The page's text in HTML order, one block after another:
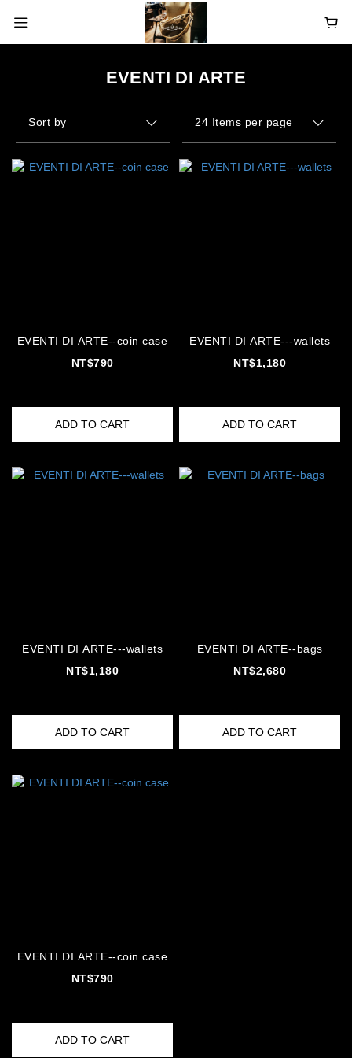
EVENTI DI ARTE
Sort by 24 Items per page
EVENTI DI ARTE--coin case
NT$790
ADD TO CART
EVENTI DI ARTE---wallets
NT$1,180
ADD TO CART
EVENTI DI ARTE---wallets
NT$1,180
ADD TO CART
EVENTI DI ARTE--bags
NT$2,680
ADD TO CART
EVENTI DI ARTE--coin case
NT$790
ADD TO CART